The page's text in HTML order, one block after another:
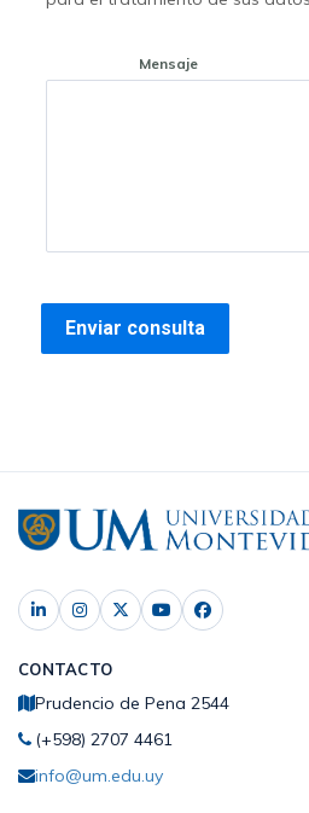
Mensaje
CONTACTO
Prudencio de Pena 2544
(+598) 2707 4461
info@um.edu.uy